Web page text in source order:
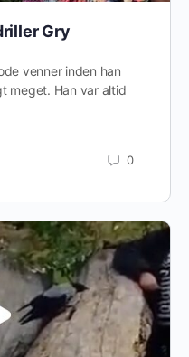
Gry
venner inden han
meget. Han var altid
0